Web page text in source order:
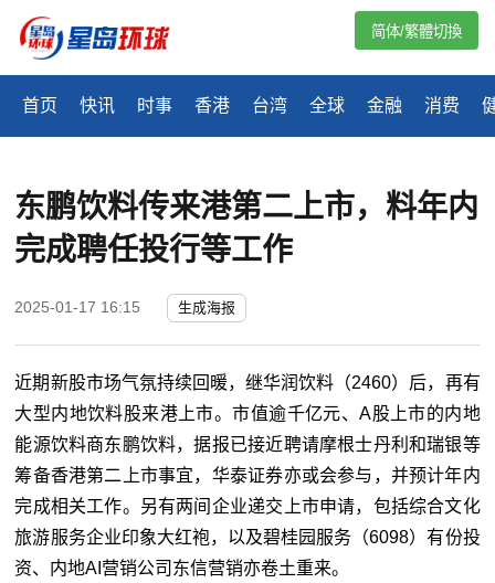
首页 快讯 时事 香港 台湾 全球 金融 消费
简体/繁體切換
东鹏饮料传来港第二上市，料年内
完成聘任投行等工作
2025-01-17 16:15 生成海报
近期新股市场气氛持续回暖，继华润饮料（2460）后，再有
大型内地饮料股来港上市。市值逾千亿元、A股上市的内地
能源饮料商东鹏饮料，据报已接近聘请摩根士丹利和瑞银等
筹备香港第二上市事宜，华泰证券亦或会参与，并预计年内
完成相关工作。另有两间企业递交上市申请，包括综合文化
旅游服务企业印象大红袍，以及碧桂园服务（6098）有份投
资、内地AI 营销公司东信营销亦卷土重来。